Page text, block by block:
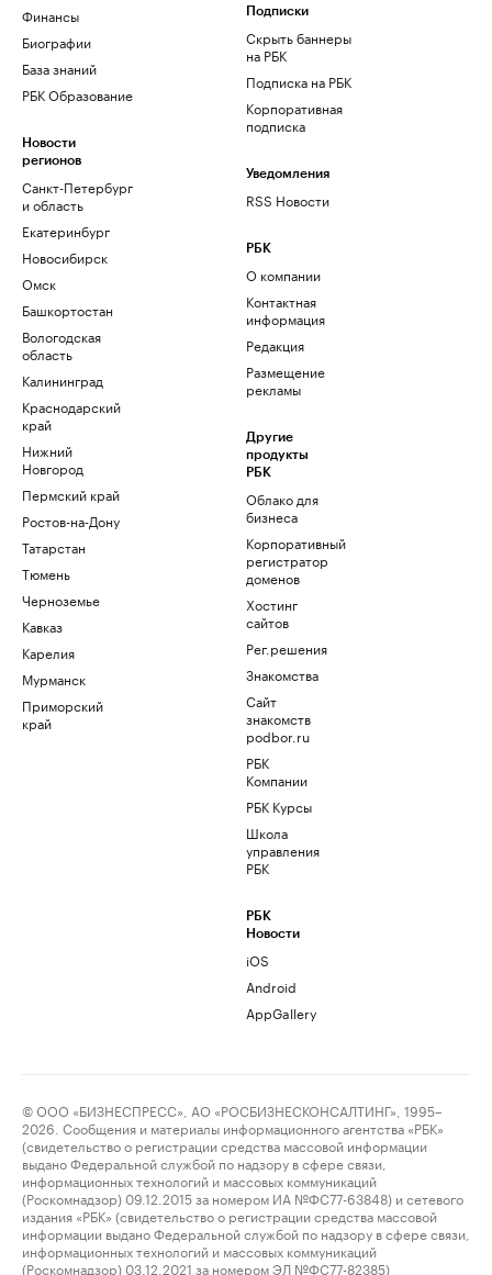
Финансы
Биографии
База знаний
РБК Образование
Новости
регионов
Санкт-Петербург
и область
Екатеринбург
Новосибирск
Омск
Башкортостан
Вологодская
область
Калининград
Краснодарский
край
Нижний
Новгород
Пермский край
Ростов-на-Дону
Татарстан
Тюмень
Черноземье
Кавказ
Карелия
Мурманск
Приморский
край
Подписки
Скрыть баннеры
на РБК
Подписка на РБК
Корпоративная
подписка
Уведомления
RSS Новости
РБК
О компании
Контактная
информация
Редакция
Размещение
рекламы
Другие
продукты
РБК
Облако для
бизнеса
Корпоративный
регистратор
доменов
Хостинг
сайтов
Рег.решения
Знакомства
Сайт
знакомств
podbor.ru
РБК
Компании
РБК Курсы
Школа
управления
РБК
РБК
Новости
iOS
Android
AppGallery
© ООО «БИЗНЕСПРЕСС», АО «РОСБИЗНЕСКОНСАЛТИНГ», 1995–
2026. Сообщения и материалы информационного агентства «РБК»
(свидетельство о регистрации средства массовой информации
выдано Федеральной службой по надзору в сфере связи,
информационных технологий и массовых коммуникаций
(Роскомнадзор) 09.12.2015 за номером ИА №ФС77-63848) и сетевого
издания «РБК» (свидетельство о регистрации средства массовой
информации выдано Федеральной службой по надзору в сфере связи,
информационных технологий и массовых коммуникаций
(Роскомнадзор) 03.12.2021 за номером ЭЛ №ФС77-82385)